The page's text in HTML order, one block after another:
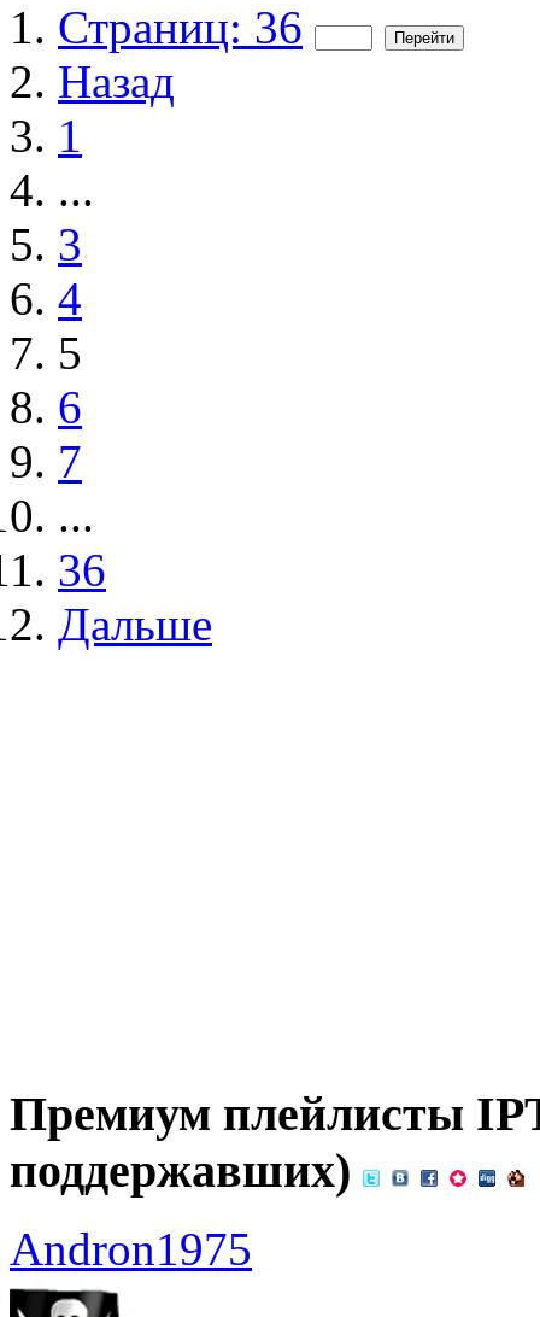
Страниц: 36
Назад
1
...
3
4
5
6
7
...
36
Дальше
Премиум плейлисты
поддержавших)
Andron1975